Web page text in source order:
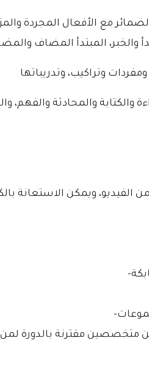
مع الأفعال المجردة
والكتابة والمحادثة والفهم،
الفيديو، ويمكن الاستعانة